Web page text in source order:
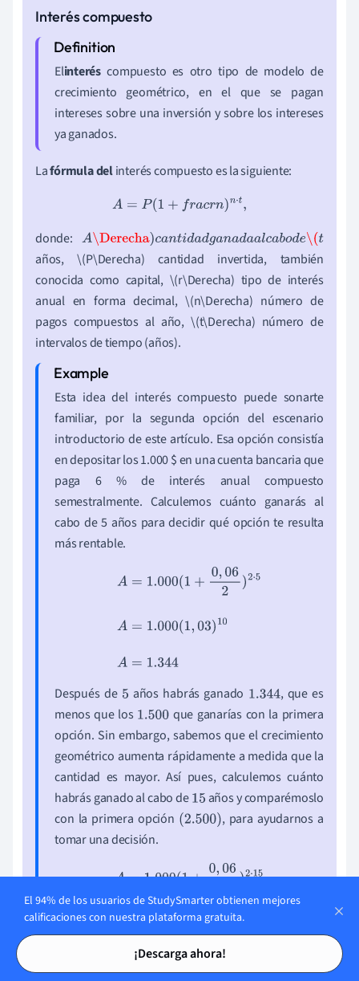
Tarjetas de estudio
Tarjetas de estudio
Interés compuesto
Elinterés compuesto es otro tipo de modelo de
crecimiento geométrico, en el que se pagan
intereses sobre una inversión y sobre los intereses
ya ganados.
Lafórmula delinterés compuesto es la siguiente:
A =P(1 +fr acrn)n⋅t,
donde:A\Derecha)cantidadganadaalcabode\(t
años, \(P\Derecha) cantidad invertida, también
conocida como capital, \(r\Derecha) tipo de interés
anual en forma decimal, \(n\Derecha) número de
pagos compuestos al año, \(t\Derecha) número de
intervalos de tiempo (años).
Esta idea del interés compuesto puede sonarte
familiar, por la segunda opción del escenario
introductorio de este artículo. Esa opción consistía
en depositar los 1.000 $ en una cuenta bancaria que
paga 6 % de interés anual compuesto
semestralmente. Calculemos cuánto ganarás al
cabo de 5 años para decidir qué opción te resulta
más rentable.
1+ 0,06 2)2⋅5A= 1.000(1,03)10
Después de 5 años habrás ganado 1.344 , que es
menos que los 1.500 que ganarías con la primera
opción. Sin embargo, sabemos que el crecimiento
geométrico aumenta rápidamente a medida que la
cantidad es mayor. Así pues, calculemos cuánto
habrás ganado al cabo de15 años y comparémoslo
con la primera opción (2.500) , para ayudarnos a
tomar una decisión.
A=1.000(1+0,062)2⋅15A=1.000(1,03)30A=2.427
El 94% de los usuarios de StudySmarter obtienen mejores
calificaciones con nuestra plataforma gratuita.
¡Descarga ahora!